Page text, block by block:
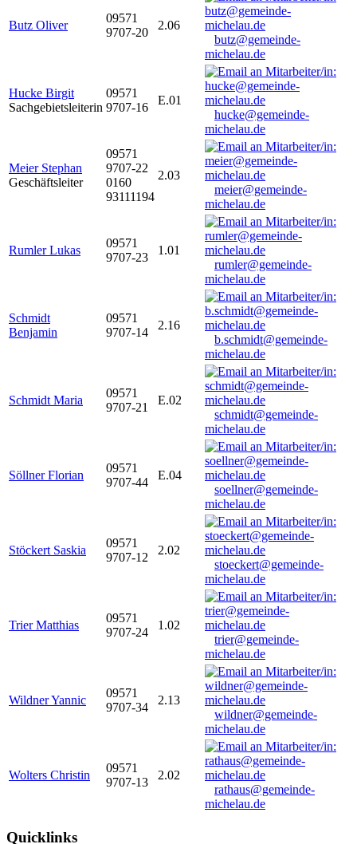
Butz Oliver
09571
9707-20
2.06
butz@gemeinde-
michelau.de
Hucke Birgit
Sachgebietsleiterin
09571
9707-16
E.01
hucke@gemeinde-
michelau.de
Meier Stephan
Geschäftsleiter
09571
9707-22
0160
93111194
2.03
meier@gemeinde-
michelau.de
Rumler Lukas
09571
9707-23
1.01
rumler@gemeinde-
michelau.de
Schmidt
Benjamin
09571
9707-14
2.16
b.schmidt@gemeinde-
michelau.de
Schmidt Maria
09571
9707-21
E.02
schmidt@gemeinde-
michelau.de
Söllner Florian
09571
9707-44
E.04
soellner@gemeinde-
michelau.de
Stöckert Saskia
09571
9707-12
2.02
stoeckert@gemeinde-
michelau.de
Trier Matthias
09571
9707-24
1.02
trier@gemeinde-
michelau.de
Wildner Yannic
09571
9707-34
2.13
wildner@gemeinde-
michelau.de
Wolters Christin
09571
9707-13
2.02
rathaus@gemeinde-
michelau.de
Quicklinks